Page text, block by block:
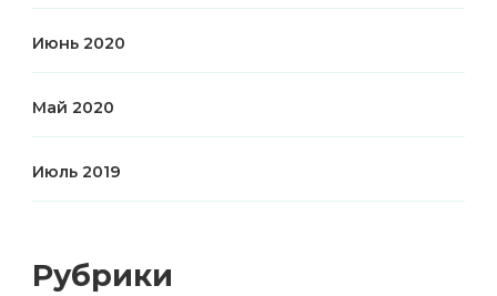
Июнь 2020
Май 2020
Июль 2019
Рубрики